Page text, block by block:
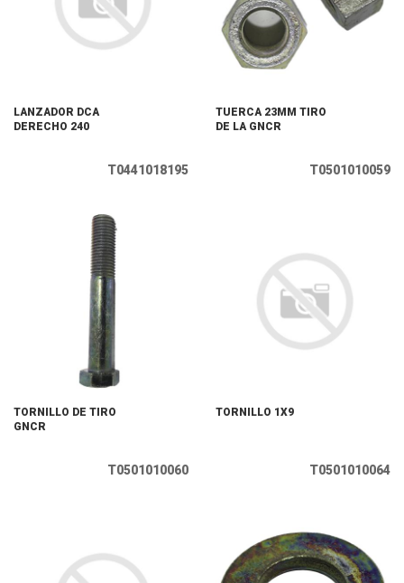
LANZADOR DCA
DERECHO 240
T0441018195
TUERCA 23MM TIRO
DE LA GNCR
T0501010059
TORNILLO DE TIRO
GNCR
T0501010060
TORNILLO 1X9
T0501010064